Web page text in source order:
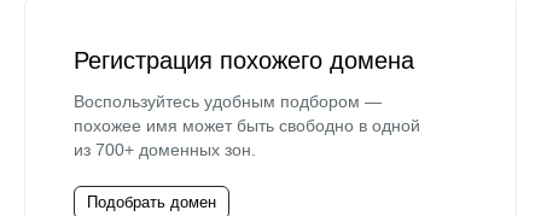
Регистрация похожего домена
Воспользуйтесь удобным подбором —
похожее имя может быть свободно в одной
из 700+ доменных зон.
Подобрать домен